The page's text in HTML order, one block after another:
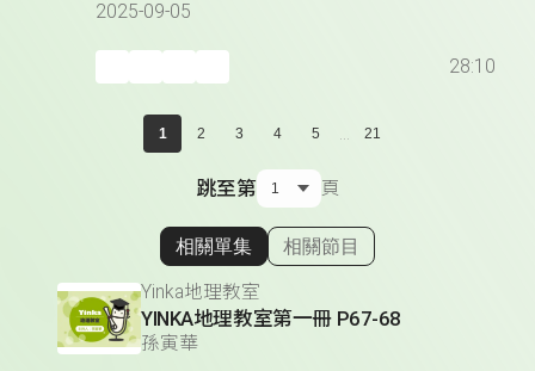
2025-09-05
28:10
1 2 3 4 5 ... 21
跳至第 頁
顯示相關單集
相關單集 相關節目
Yinka地理教室
YINKA地理教室第一冊 P67-68
孫寅華